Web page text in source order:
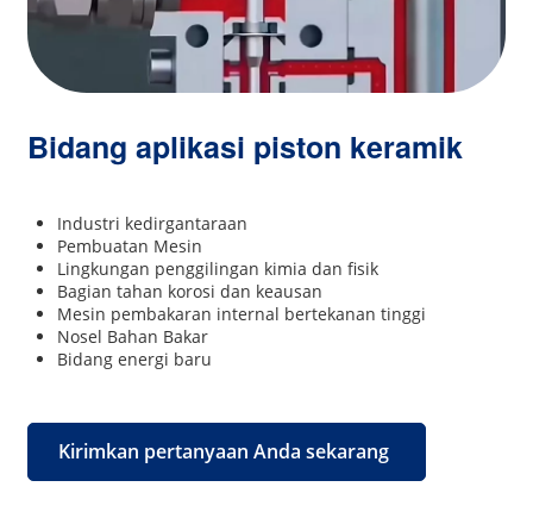
Bidang aplikasi piston keramik
Industri kedirgantaraan
Pembuatan Mesin
Lingkungan penggilingan kimia dan fisik
Bagian tahan korosi dan keausan
Mesin pembakaran internal bertekanan tinggi
Nosel Bahan Bakar
Bidang energi baru
Kirimkan pertanyaan Anda sekarang